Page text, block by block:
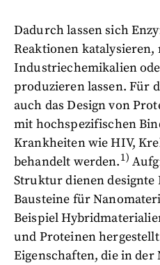
Dadurch lassen sich
Reaktionen katalysieren,
Industriechemikalien
produzieren lassen. Für
auch das Design von
mit hochspezifischen
Krankheiten wie HIV,
behandelt werden.1)
Struktur dienen designte
Bausteine für
Beispiel
und Proteinen
Eigenschaften, die in